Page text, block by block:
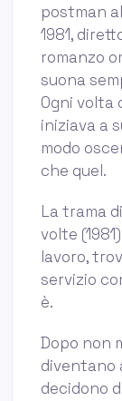
postman
1981,
romanzo
suona
Ogni volta
iniziava a
modo
che quel.
La trama
volte
lavoro,
servizio
è.
Dopo non
diventano
decidono